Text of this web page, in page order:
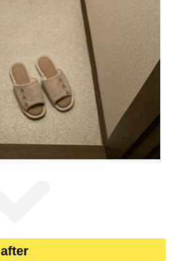
after